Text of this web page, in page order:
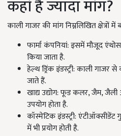
कहां है ज्यादा मांग?
काली गाजर की मांग निम्नलिखित क्षेत्रों में
फार्मा कंपनियां: इसमें मौजूद
किया जाता है.
हेल्थ ड्रिंक इंडस्ट्री: काली
जाते हैं.
खाद्य उद्योग: फूड कलर, जैम, जैली
उपयोग होता है.
कॉस्मेटिक इंडस्ट्री: एंटीऑक्सीडेंट
में भी प्रयोग होती है.